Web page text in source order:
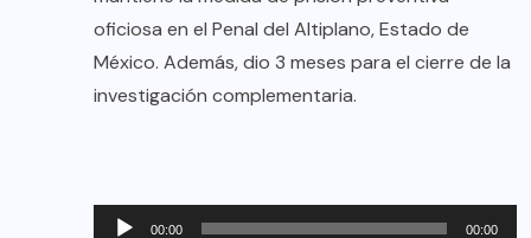
oficiosa en el Penal del Altiplano, Estado de
México. Además, dio 3 meses para el cierre de la
investigación complementaria.
Reproductor
00:00 00:00